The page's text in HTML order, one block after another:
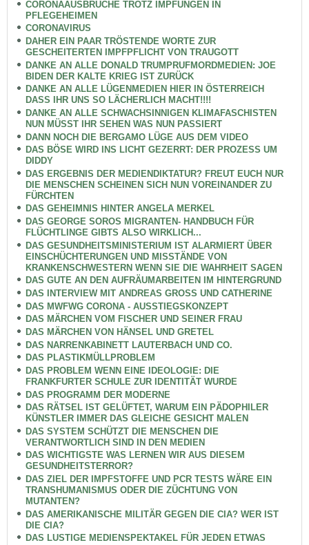
CORONAAUSBRÜCHE TROTZ IMPFUNGEN IN
PFLEGEHEIMEN
CORONAVIRUS
DAHER EIN PAAR TRÖSTENDE WORTE ZUR
GESCHEITERTEN IMPFPFLICHT VON TRAUGOTT
DANKE AN ALLE DONALD TRUMPRUFMORDMEDIEN: JOE
BIDEN DER KALTE KRIEG IST ZURÜCK
DANKE AN ALLE LÜGENMEDIEN HIER IN ÖSTERREICH
DASS IHR UNS SO LÄCHERLICH MACHT!!!!
DANKE AN ALLE SCHWACHSINNIGEN KLIMAFASCHISTEN
NUN MÜSST IHR SEHEN WAS NUN PASSIERT
DANN NOCH DIE BERGAMO LÜGE AUS DEM VIDEO
DAS BÖSE WIRD INS LICHT GEZERRT: DER PROZESS UM
DIDDY
DAS ERGEBNIS DER MEDIENDIKTATUR? FREUT EUCH NUR
DIE MENSCHEN SCHEINEN SICH NUN VOREINANDER ZU
FÜRCHTEN
DAS GEHEIMNIS HINTER ANGELA MERKEL
DAS GEORGE SOROS MIGRANTEN- HANDBUCH FÜR
FLÜCHTLINGE GIBTS ALSO WIRKLICH...
DAS GESUNDHEITSMINISTERIUM IST ALARMIERT ÜBER
EINSCHÜCHTERUNGEN UND MISSTÄNDE VON
KRANKENSCHWESTERN WENN SIE DIE WAHRHEIT SAGEN
DAS GUTE AN DEN AUFRÄUMARBEITEN IM HINTERGRUND
DAS INTERVIEW MIT ANDREAS GROSS UND CATHERINE
DAS MWFWG CORONA - AUSSTIEGSKONZEPT
DAS MÄRCHEN VOM FISCHER UND SEINER FRAU
DAS MÄRCHEN VON HÄNSEL UND GRETEL
DAS NARRENKABINETT LAUTERBACH UND CO.
DAS PLASTIKMÜLLPROBLEM
DAS PROBLEM WENN EINE IDEOLOGIE: DIE
FRANKFURTER SCHULE ZUR IDENTITÄT WURDE
DAS PROGRAMM DER MODERNE
DAS RÄTSEL IST GELÜFTET, WARUM EIN PÄDOPHILER
KÜNSTLER IMMER DAS GLEICHE GESICHT MALEN
DAS SYSTEM SCHÜTZT DIE MENSCHEN DIE
VERANTWORTLICH SIND IN DEN MEDIEN
DAS WICHTIGSTE WAS LERNEN WIR AUS DIESEM
GESUNDHEITSTERROR?
DAS ZIEL DER IMPFSTOFFE UND PCR TESTS WÄRE EIN
TRANSHUMANISMUS ODER DIE ZÜCHTUNG VON
MUTANTEN?
DAS AMERIKANISCHE MILITÄR GEGEN DIE CIA? WER IST
DIE CIA?
DAS LUSTIGE MEDIENSPEKTAKEL FÜR JEDEN ETWAS